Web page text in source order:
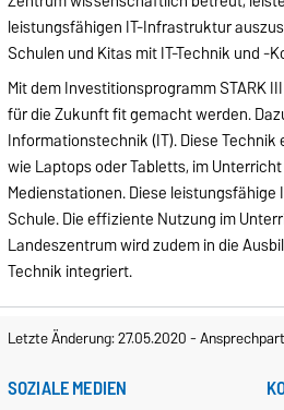
leistungsfähigen IT-Infrastruktur
Schulen und Kitas mit IT-Technik und
Mit dem Investitionsprogramm STARK
für die Zukunft fit gemacht werden.
Informationstechnik (IT). Diese
wie Laptops oder Tabletts, im
Medienstationen. Diese
Schule. Die effiziente Nutzung im
Landeszentrum wird zudem in die
Technik integriert.
Letzte Änderung: 27.05.2020-
SOZIALE MEDIEN